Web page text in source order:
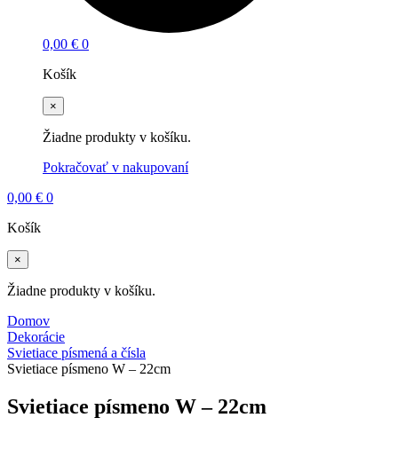
0,00 € 0
Košík
×
Žiadne produkty v košíku.
Pokračovať v nakupovaní
0,00 € 0
Košík
×
Žiadne produkty v košíku.
Domov
Dekorácie
Svietiace písmená a čísla
Svietiace písmeno W – 22cm
Svietiace písmeno W – 22cm